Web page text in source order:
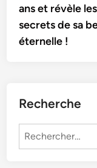
ans et révèle les
secrets de sa
éternelle !
Recherche
Rechercher :